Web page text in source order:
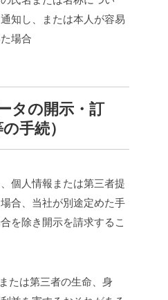
知し、または本人が容易
場合
タの開示・訂
手続）
個人情報または第三者提
合、当社が別途定めた手
を除き開示を請求するこ
たは第三者の生命、身